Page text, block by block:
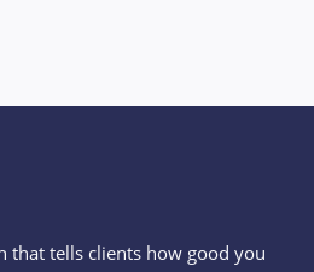
that tells clients how good you